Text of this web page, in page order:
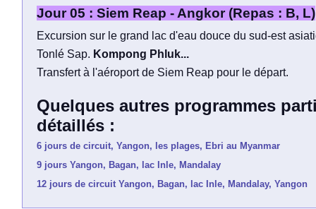
Jour 05 : Siem Reap - Angkor (Repas : B, L)
Excursion sur le grand lac d'eau douce du sud-est
Tonlé Sap. Kompong Phluk...
Transfert à l'aéroport de Siem Reap pour le départ.
Quelques autres programmes
détaillés :
6 jours de circuit, Yangon, les plages, Ebri au Myanmar
9 jours Yangon, Bagan, lac Inle, Mandalay
12 jours de circuit Yangon, Bagan, lac Inle, Mandalay, Yangon